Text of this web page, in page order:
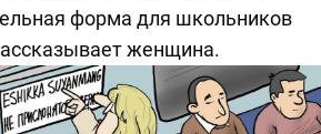
форма для школьников
женщина.